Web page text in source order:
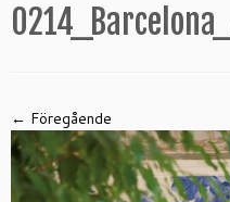
← Föregående